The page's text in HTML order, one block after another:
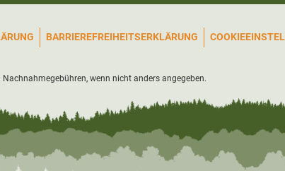
BARRIEREFREIHEITSERKLÄRUNG
Nachnahmegebühren, wenn nicht anders angegeben.